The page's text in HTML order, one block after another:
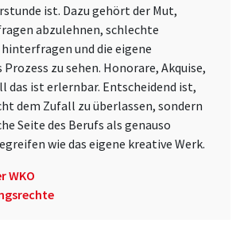
ist. Dazu gehört der Mut,
abzulehnen, schlechte
und die eigene
zu sehen. Honorare, Akquise,
das ist erlernbar. Entscheidend ist,
dem Zufall zu überlassen, sondern
Seite des Berufs als genauso
wie das eigene kreative Werk.
WKO